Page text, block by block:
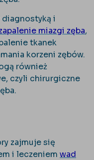
i
miazgi zęba,
tkanek
korzeni zębów.
również
czyli chirurgiczne
zajmuje się
i leczeniem wad